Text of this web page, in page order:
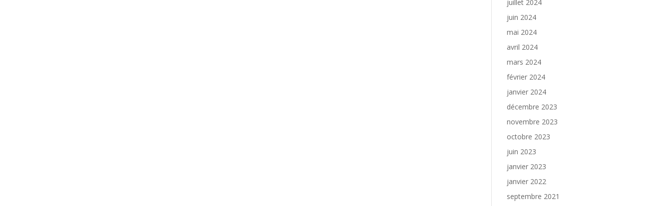
juillet 2024
juin 2024
mai 2024
avril 2024
mars 2024
février 2024
janvier 2024
décembre 2023
novembre 2023
octobre 2023
juin 2023
janvier 2023
janvier 2022
septembre 2021